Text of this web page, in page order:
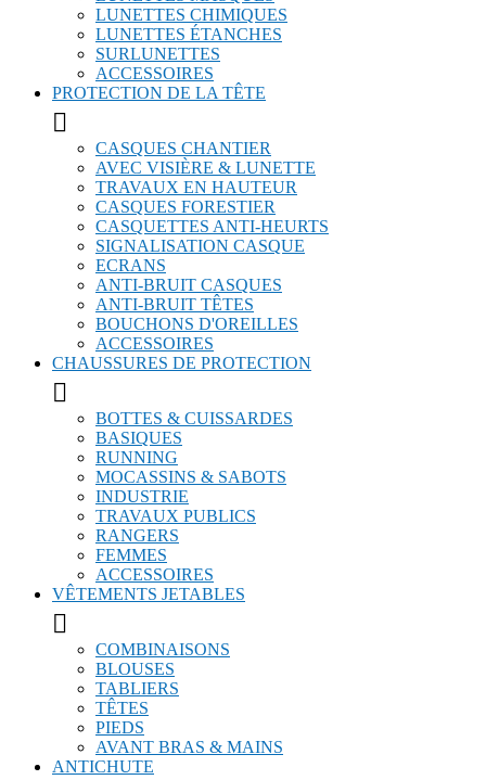
LUNETTES CHIMIQUES
LUNETTES ÉTANCHES
SURLUNETTES
ACCESSOIRES
PROTECTION DE LA TÊTE

CASQUES CHANTIER
AVEC VISIÈRE & LUNETTE
TRAVAUX EN HAUTEUR
CASQUES FORESTIER
CASQUETTES ANTI-HEURTS
SIGNALISATION CASQUE
ECRANS
ANTI-BRUIT CASQUES
ANTI-BRUIT TÊTES
BOUCHONS D'OREILLES
ACCESSOIRES
CHAUSSURES DE PROTECTION

BOTTES & CUISSARDES
BASIQUES
RUNNING
MOCASSINS & SABOTS
INDUSTRIE
TRAVAUX PUBLICS
RANGERS
FEMMES
ACCESSOIRES
VÊTEMENTS JETABLES

COMBINAISONS
BLOUSES
TABLIERS
TÊTES
PIEDS
AVANT BRAS & MAINS
ANTICHUTE